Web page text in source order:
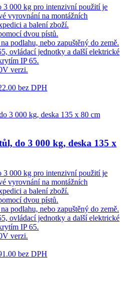
3 000 kg pro intenzivní použití je
vyrovnání na montážních
a balení zboží.
dvou pístů.
podlahu, nebo zapuštěný do země.
ovládací jednotky a další elektrické
IP 65.
verzi.
bez DPH
do 3 000 kg, deska 135 x
3 000 kg pro intenzivní použití je
vyrovnání na montážních
a balení zboží.
dvou pístů.
podlahu, nebo zapuštěný do země.
ovládací jednotky a další elektrické
IP 65.
verzi.
bez DPH